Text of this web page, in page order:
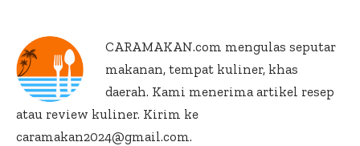
CARAMAKAN.com mengulas seputar
makanan, tempat kuliner, khas
daerah. Kami menerima artikel resep
atau review kuliner. Kirim ke
caramakan2024@gmail.com.